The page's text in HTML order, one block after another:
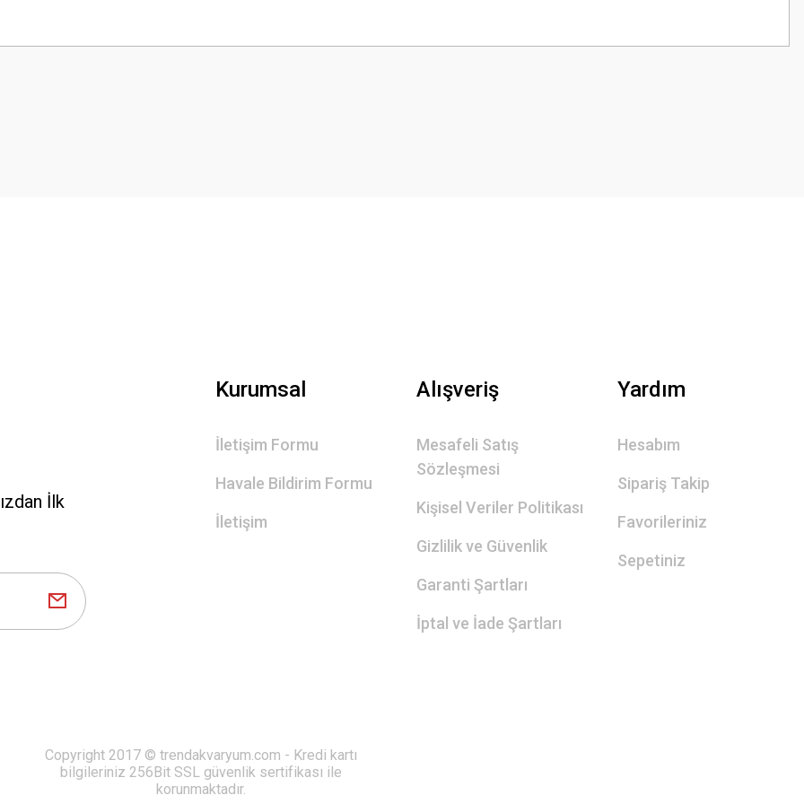
İlk
Kurumsal
İletişim Formu
Havale Bildirim Formu
İletişim
Alışveriş
Mesafeli Satış
Sözleşmesi
Kişisel Veriler Politikası
Gizlilik ve Güvenlik
Garanti Şartları
İptal ve İade Şartları
Yardım
Hesabım
Sipariş Takip
Favorileriniz
Sepetiniz
Copyright 2017 © trendakvaryum.com - Kredi kartı
bilgileriniz 256Bit SSL güvenlik sertifikası ile
korunmaktadır.